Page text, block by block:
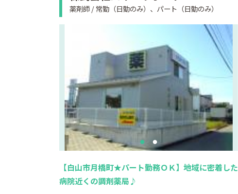
薬剤師 / 常勤（日勤のみ）、パート（日勤のみ）
【白山市月橋町★パート勤務ＯＫ】地域に密着した
病院近くの調剤薬局♪